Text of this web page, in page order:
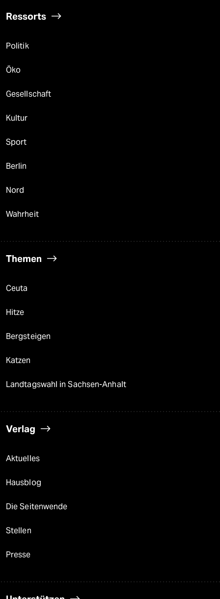
Ressorts
Politik
Öko
Gesellschaft
Kultur
Sport
Berlin
Nord
Wahrheit
Themen
Ceuta
Hitze
Bergsteigen
Katzen
Landtagswahl in Sachsen-Anhalt
Verlag
Aktuelles
Hausblog
Die Seitenwende
Stellen
Presse